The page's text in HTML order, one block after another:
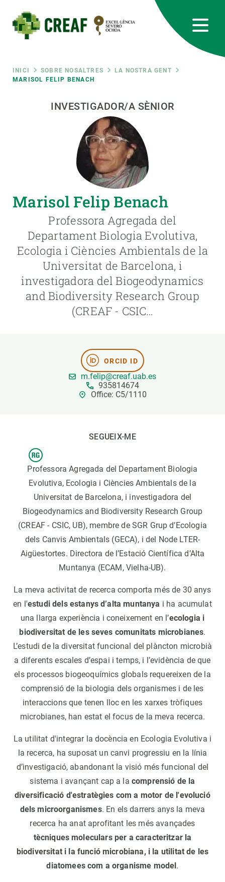
contingut
Fil
d'ariadna
INICI SOBRE NOSALTRES
LA NOSTRA GENT
MARISOL FELIP BENACH
INVESTIGADOR/A SÈNIOR
Marisol Felip Benach
Professora Agregada del
Departament Biologia Evolutiva,
Ecologia i Ciències Ambientals de la
Universitat de Barcelona, i
investigadora del Biogeodynamics
and Biodiversity Research Group
(CREAF - CSIC…
ORCID ID
m.felip@creaf.uab.es
935814674
Office: C5/1110
SEGUEIX-ME
Professora Agregada del Departament Biologia
Evolutiva, Ecologia i Ciències Ambientals de la
Universitat de Barcelona, i investigadora del
Biogeodynamics and Biodiversity Research Group
(CREAF - CSIC, UB), membre de SGR Grup d’Ecologia
dels Canvis Ambientals (GECA), i del Node LTER-
Aigüestortes. Directora de l’Estació Científica d’Alta
Muntanya (ECAM, Vielha-UB).
La meva activitat de recerca comporta més de 30 anys
en l'estudi dels estanys d’alta muntanya i ha acumulat
una llarga experiència i coneixement en l’ecologia i
biodiversitat de les seves comunitats microbianes.
L’estudi de la diversitat funcional del plàncton microbià
a diferents escales d’espai i temps, i l’evidència de que
els processos biogeoquímics globals requereixen de la
comprensió de la biologia dels organismes i de les
interaccions que tenen lloc en les xarxes tròfiques
microbianes, han estat el focus de la meva recerca.
La utilitat d'integrar la docència en Ecologia Evolutiva i
la recerca, ha suposat un canvi progressiu en la línia
d’investigació, abandonant la visió més funcional del
sistema i avançant cap a la comprensió de la
diversificació d'estratègies com a motor de l'evolució
dels microorganismes. En els darrers anys la meva
recerca ha anat aprofitant les més avançades
tècniques moleculars per a caracteritzar la
biodiversitat i la funció microbiana, i la utilitat de les
diatomees com a organisme model.
RRSS
Featured
responsive
Responsive
CIÈNCIA EN ACCIÓ
UNEIX-TE A NOSALTRES
PARTICIPA
NOTÍCIES I AGENDA